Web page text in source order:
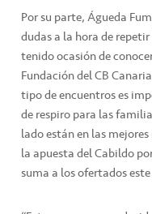
Por su parte, Águeda
dudas a la hora de
tenido ocasión de
Fundación del CB
tipo de encuentros es
de respiro para las
lado están en las
la apuesta del Cabildo
suma a los ofertados